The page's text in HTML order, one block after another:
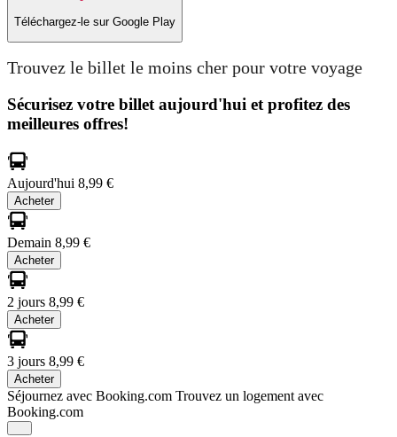
Téléchargez-le sur Google Play
Trouvez le billet le moins cher pour votre voyage
Sécurisez votre billet aujourd'hui et profitez des
meilleures offres!
Aujourd'hui 8,99 €
Acheter
Demain 8,99 €
Acheter
2 jours 8,99 €
Acheter
3 jours 8,99 €
Acheter
Séjournez avec Booking.com Trouvez un logement avec
Booking.com